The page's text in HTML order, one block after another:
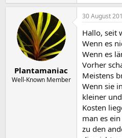
Plantamaniac
Well-Known Member
30 August
Hallo, seit
Wenn es
Wenn es
Vorher
Meistens
Wenn sie
kleiner
Kosten
man es
zu den